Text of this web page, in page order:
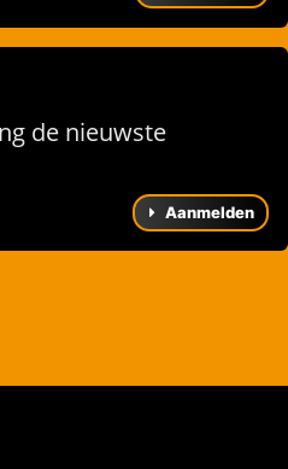
de nieuwste
Aanmelden